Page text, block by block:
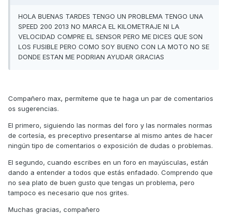
HOLA BUENAS TARDES TENGO UN PROBLEMA TENGO UNA
SPEED 200 2013 NO MARCA EL KILOMETRAJE NI LA
VELOCIDAD COMPRE EL SENSOR PERO ME DICES QUE SON
LOS FUSIBLE PERO COMO SOY BUENO CON LA MOTO NO SE
DONDE ESTAN ME PODRIAN AYUDAR GRACIAS
Compañero max, permíteme que te haga un par de comentarios
os sugerencias.
El primero, siguiendo las normas del foro y las normales normas
de cortesía, es preceptivo presentarse al mismo antes de hacer
ningún tipo de comentarios o exposición de dudas o problemas.
El segundo, cuando escribes en un foro en mayúsculas, están
dando a entender a todos que estás enfadado. Comprendo que
no sea plato de buen gusto que tengas un problema, pero
tampoco es necesario que nos grites.
Muchas gracias, compañero